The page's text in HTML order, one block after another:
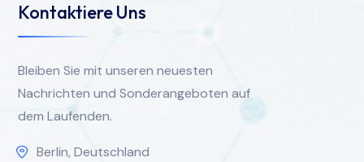
Kontaktiere Uns
Bleiben Sie mit unseren neuesten
Nachrichten und Sonderangeboten auf
dem Laufenden.
Berlin, Deutschland